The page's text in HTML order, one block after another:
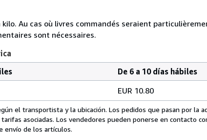
Au cas où livres commandés seraient
sont nécessaires.
De 6 a 10 días hábiles
EUR 10.80
el transportista y la ubicación. Los pedidos que pasan por la
asociadas. Los vendedores pueden ponerse en contacto
envío de los artículos.